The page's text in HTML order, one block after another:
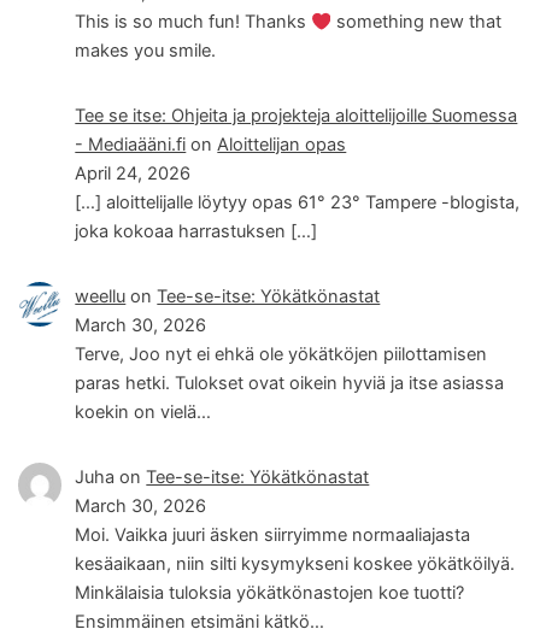
This is so much fun! Thanks
something new that
makes you smile.
Tee se itse: Ohjeita ja projekteja aloittelijoille Suomessa
- Mediaääni.fi onAloittelijan opas
April 24, 2026
[…] aloittelijalle löytyy opas 61° 23° Tampere -blogista,
joka kokoaa harrastuksen […]
weellu onTee-se-itse: Yökätkönastat
March 30, 2026
Terve, Joo nyt ei ehkä ole yökätköjen piilottamisen
paras hetki. Tulokset ovat oikein hyviä ja itse asiassa
koekin on vielä…
Juha onTee-se-itse: Yökätkönastat
March 30, 2026
Moi. Vaikka juuri äsken siirryimme normaaliajasta
kesäaikaan, niin silti kysymykseni koskee yökätköilyä.
Minkälaisia tuloksia yökätkönastojen koe tuotti?
Ensimmäinen etsimäni kätkö…